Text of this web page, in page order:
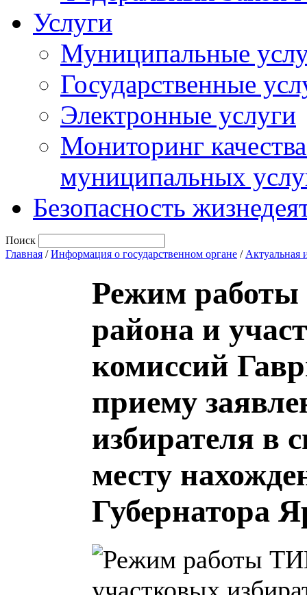
Услуги
Муниципальные
Государственные
Электронные услуги
Мониторинг
муниципальных
Безопасность
Поиск
Главная /Информация о государственном органе / Актуальная
Режим
района и
комиссий
приему
избирателя в
месту
Губернатора